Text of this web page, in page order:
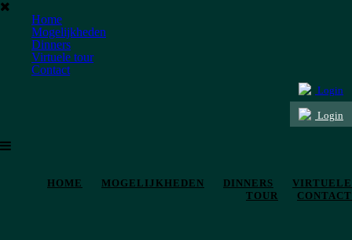
Home
Mogelijkheden
Dinners
Virtuele tour
Contact
Login
Login
HOME MOGELIJKHEDEN DINNERS
VIRTUELE
TOUR
CONTACT